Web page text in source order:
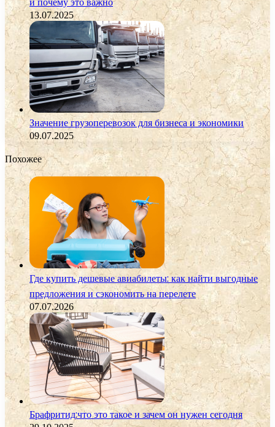
13.07.2025
Значение грузоперевозок для бизнеса и экономики
09.07.2025
Похожее
Где купить дешевые авиабилеты: как найти выгодные
предложения и сэкономить на перелете
07.07.2026
Брафритид:что это такое и зачем он нужен сегодня